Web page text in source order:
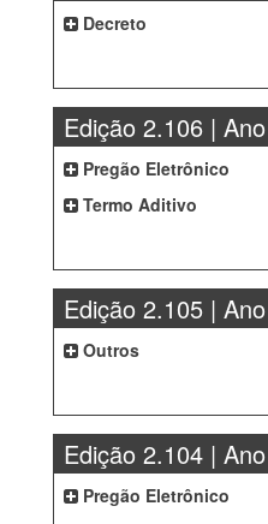
Decreto
Edição 2.106 |
Pregão Eletrônico
Termo Aditivo
Edição 2.105 |
Outros
Edição 2.104 |
Pregão Eletrônico